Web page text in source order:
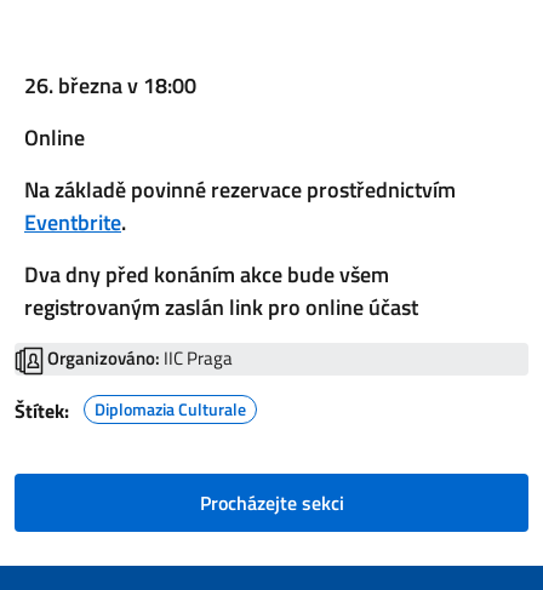
26. března v 18:00
Online
Na základě povinné rezervace prostřednictvím
Eventbrite.
Dva dny před konáním akce bude všem
registrovaným zaslán link pro online účast
Organizováno: IIC Praga
Štítek: Diplomazia Culturale
Procházejte sekci